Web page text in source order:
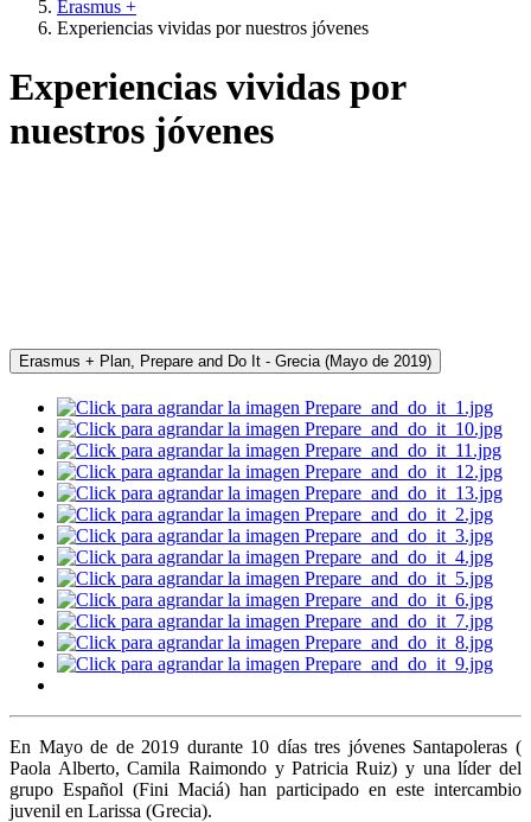
Erasmus +
Experiencias vividas por nuestros jóvenes
Experiencias vividas por
nuestros jóvenes
Erasmus + Plan, Prepare and Do It - Grecia (Mayo de 2019)
En Mayo de de 2019 durante 10 días tres jóvenes Santapoleras (
Paola Alberto, Camila Raimondo y Patricia Ruiz) y una líder del
grupo Español (Fini Maciá) han participado en este intercambio
juvenil en Larissa (Grecia).